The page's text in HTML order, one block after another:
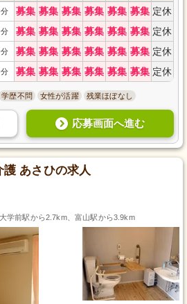
募集 募集 募集 募集 募集 募集 定休
募集 募集 募集 募集 募集 募集 定休
募集 募集 募集 募集 募集 募集 定休
募集 募集 募集 募集 募集 募集 定休
学歴不問 女性が活躍 残業ほぼなし
応募画面へ進む
あさひの求人
学前駅から2.7km、富山駅から3.9km